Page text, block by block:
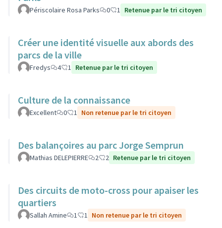
Périscolaire Rosa Parks 0 1 Retenue par le tri citoyen
Créer une identité visuelle aux abords des
parcs de la ville
Fredys 4 1 Retenue par le tri citoyen
Culture de la connaissance
Excellent 0 1 Non retenue par le tri citoyen
Des balançoires au parc Jorge Semprun
Mathias DELEPIERRE 2 2 Retenue par le tri citoyen
Des circuits de moto-cross pour apaiser les
quartiers
Sallah Amine 1 1 Non retenue par le tri citoyen